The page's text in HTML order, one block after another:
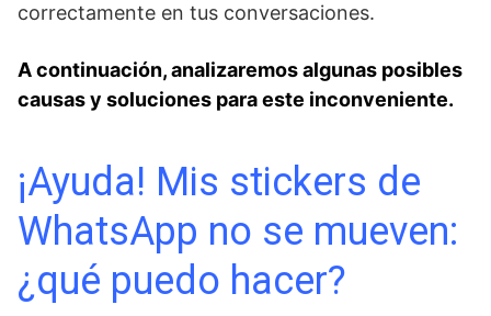
correctamente en tus conversaciones.
A continuación, analizaremos algunas posibles
causas ⁢y soluciones para este inconveniente.
¡Ayuda! Mis stickers de
WhatsApp no se mueven:
¿qué puedo hacer?